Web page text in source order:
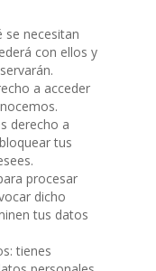
se necesitan
con ellos y
a acceder
derecho a
tus
procesar
dicho
tus datos
tienes